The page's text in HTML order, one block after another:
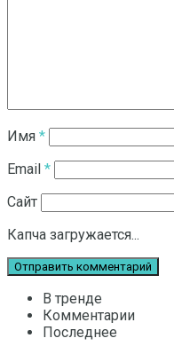
Имя *
Email *
Сайт
Капча загружается...
В тренде
Комментарии
Последнее